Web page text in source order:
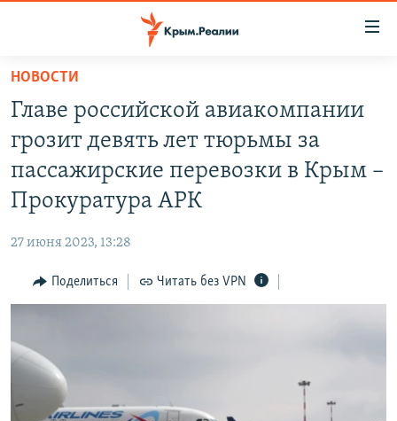
Вернуться
основному
содержанию
Вернутся
главной
Вернутся
поиску
СПЕЦПРОЕКТЫ
КАРТА ВОЕННЫХ ОБЪЕКТОВ КРЫМА
ВОДА
ИСТОРИЯ
ИНФОГРАФИКА
СОВЕТЫ ПРАВОЗАЩИТНИКОВ
ПРОПАВШИЕ БЕЗ ВЕСТИ
ПОБЕДИТЕЛЕЙ НЕ СУДЯТ?
РАДІО СВОБОДА
КАК ОБОЙТИ БЛОКИРОВКУ
Qırımtatar
ПРИСОЕДИНЯЙТЕСЬ!
НОВОСТИ
Главе российской авиакомпании
грозит девять лет тюрьмы за
пассажирские перевозки в Крым –
Прокуратура АРК
27 июня 2023, 13:28
Поделиться Читать без VPN